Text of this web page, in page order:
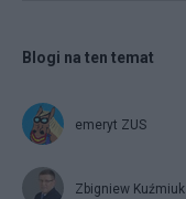
Blogi na ten temat
emeryt ZUS
Zbigniew Kuźmiuk